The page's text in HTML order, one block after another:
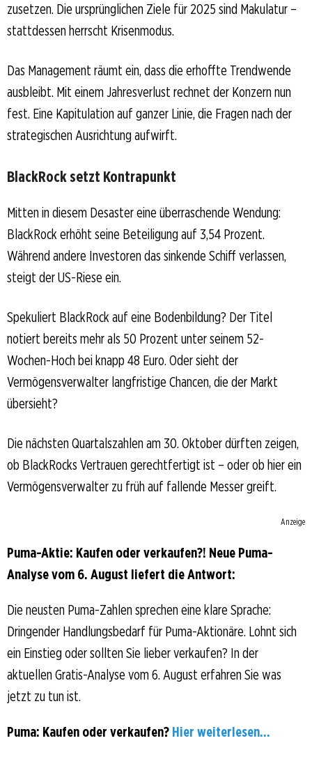
zusetzen. Die ursprünglichen Ziele für 2025 sind Makulatur –
stattdessen herrscht Krisenmodus.
Das Management räumt ein, dass die erhoffte Trendwende
ausbleibt. Mit einem Jahresverlust rechnet der Konzern nun
fest. Eine Kapitulation auf ganzer Linie, die Fragen nach der
strategischen Ausrichtung aufwirft.
BlackRock setzt Kontrapunkt
Mitten in diesem Desaster eine überraschende Wendung:
BlackRock erhöht seine Beteiligung auf 3,54 Prozent.
Während andere Investoren das sinkende Schiff verlassen,
steigt der US-Riese ein.
Spekuliert BlackRock auf eine Bodenbildung? Der Titel
notiert bereits mehr als 50 Prozent unter seinem 52-
Wochen-Hoch bei knapp 48 Euro. Oder sieht der
Vermögensverwalter langfristige Chancen, die der Markt
übersieht?
Die nächsten Quartalszahlen am 30. Oktober dürften zeigen,
ob BlackRocks Vertrauen gerechtfertigt ist – oder ob hier ein
Vermögensverwalter zu früh auf fallende Messer greift.
Anzeige
Puma-Aktie: Kaufen oder verkaufen?! Neue Puma-
Analyse vom 6. August liefert die Antwort:
Die neusten Puma-Zahlen sprechen eine klare Sprache:
Dringender Handlungsbedarf für Puma-Aktionäre. Lohnt sich
ein Einstieg oder sollten Sie lieber verkaufen? In der
aktuellen Gratis-Analyse vom 6. August erfahren Sie was
jetzt zu tun ist.
Puma: Kaufen oder verkaufen? Hier weiterlesen...